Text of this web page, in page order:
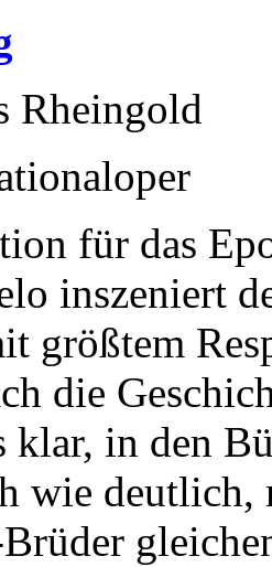
Rheingold
für das
inszeniert
größtem
die
klar, in den
wie deutlich,